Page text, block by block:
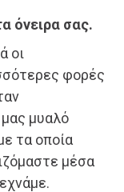
όνειρα σας.
οι
φορές
μυαλό
τα οποία
μέσα